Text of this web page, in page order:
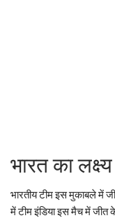
भारत का
भारतीय टीम इस मुकाबले में
में टीम इंडिया इस मैच में जीत